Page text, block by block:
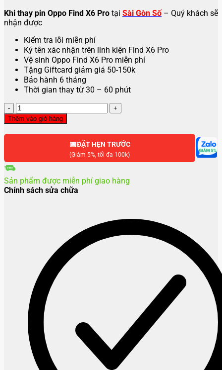
Khi thay pin Oppo Find X6 Pro tại Sài Gòn Số– Quý khách sẽ
nhận được
Kiểm tra lỗi miễn phí
Ký tên xác nhận trên linh kiện Find X6 Pro
Vệ sinh Oppo Find X6 Pro miễn phí
Tặng Giftcard giảm giá 50-150k
Bảo hành 6 tháng
Thời gian thay từ 30 – 60 phút
Thay
pin
Oppo
Find
số
Thêm vào giỏ hàng
📅ĐẶT HẸN TRƯỚC
(Giảm 5%, tối đa 100k)
Sản phẩm được miễn phí giao hàng
Chính sách sửa chữa